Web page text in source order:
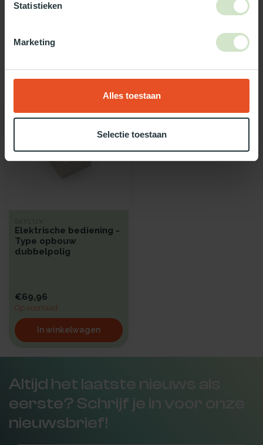
Statistieken
Marketing
Alles toestaan
Selectie toestaan
Twijfel je over welke daglicht oplossing het beste bij jou past?
Recent bekeken
SKYLUX
Elektrische bediening -
Type opbouw
dubbelpolig
€69,96
Op voorraad
In winkelwagen
Altijd het laatste nieuws als
eerste? Schrijf je in voor onze
nieuwsbrief!